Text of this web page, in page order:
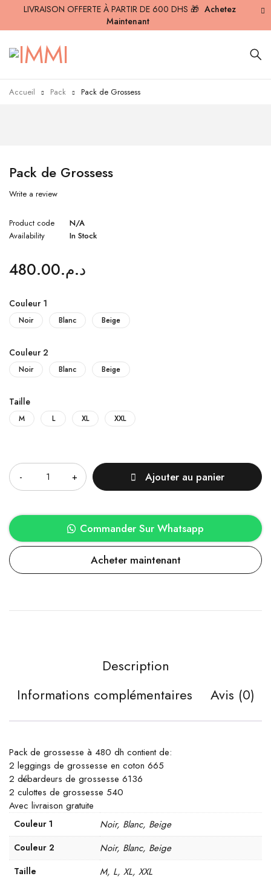
LIVRAISON OFFERTE À PARTIR DE 600 DHS 🎁 Achetez
Maintenant
Accueil Pack Pack de Grossess
Pack de Grossess
Write a review
Product code
N/A
Availability
In Stock
د.م.480.00
Couleur 1
Noir Blanc Beige
Couleur 2
Noir Blanc Beige
Taille
M L XL XXL
Ajouter au panier
Commander Sur Whatsapp
Acheter maintenant
Description
Informations complémentaires
Avis (0)
Pack de grossesse à 480 dh contient de:
2 leggings de grossesse en coton 665
2 débardeurs de grossesse 6136
2 culottes de grossesse 540
Avec livraison gratuite
Couleur 1 Noir, Blanc, Beige
Couleur 2 Noir, Blanc, Beige
Taille M, L, XL, XXL